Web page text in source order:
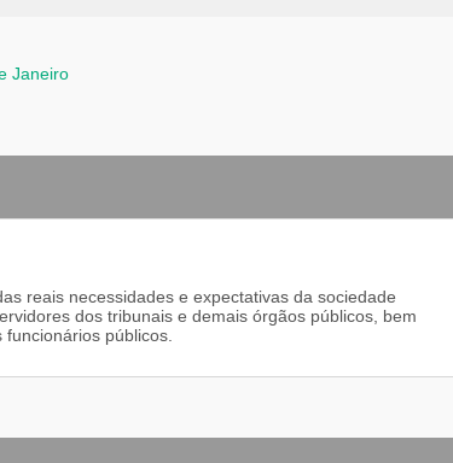
Janeiro
reais necessidades e expectativas da sociedade
dos tribunais e demais órgãos públicos, bem
públicos.